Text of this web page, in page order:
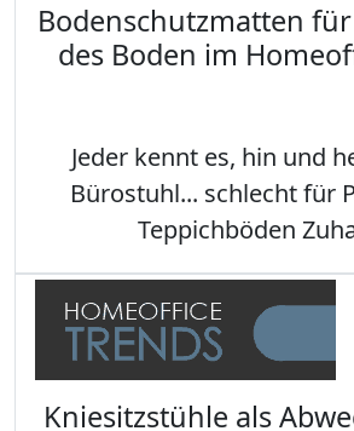
Bodenschutzmatten
des Boden im
Jeder kennt es, hin und
Bürostuhl... schlecht für
Teppichböden
Kniesitzstühle als